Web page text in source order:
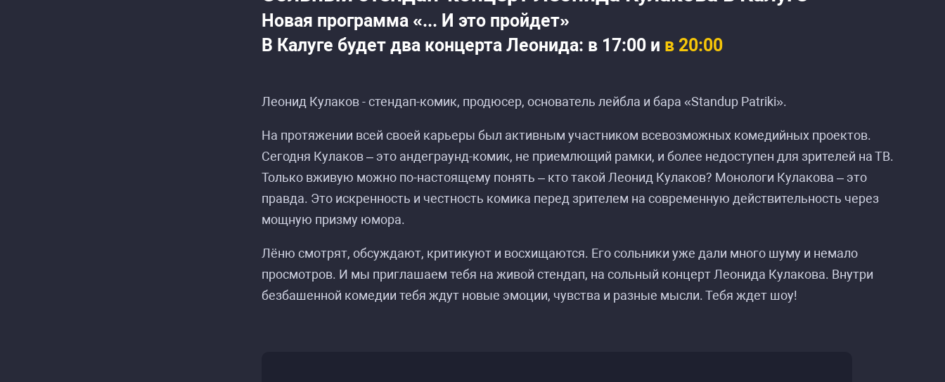
Новая программа «... И это пройдет»
В Калуге будет два концерта Леонида: в 17:00 и в 20:00
Леонид Кулаков - стендап-комик, продюсер, основатель лейбла и бара «Standup Patriki».
На протяжении всей своей карьеры был активным участником всевозможных комедийных проектов.
Сегодня Кулаков – это андеграунд-комик, не приемлющий рамки, и более недоступен для зрителей на ТВ.
Только вживую можно по-настоящему понять – кто такой Леонид Кулаков? Монологи Кулакова – это
правда. Это искренность и честность комика перед зрителем на современную действительность через
мощную призму юмора.
Лёню смотрят, обсуждают, критикуют и восхищаются. Его сольники уже дали много шуму и немало
просмотров. И мы приглашаем тебя на живой стендап, на сольный концерт Леонида Кулакова. Внутри
безбашенной комедии тебя ждут новые эмоции, чувства и разные мысли. Тебя ждет шоу!